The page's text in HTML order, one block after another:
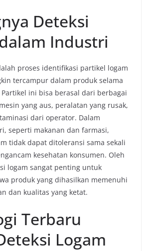
Deteksi
Industri
proses identifikasi partikel logam
tercampur dalam produk selama
ini bisa berasal dari berbagai
yang aus, peralatan yang rusak,
dari operator. Dalam
seperti makanan dan farmasi,
tidak dapat ditoleransi sama sekali
kesehatan konsumen. Oleh
logam sangat penting untuk
produk yang dihasilkan memenuhi
dan kualitas yang ketat.
Terbaru
Logam